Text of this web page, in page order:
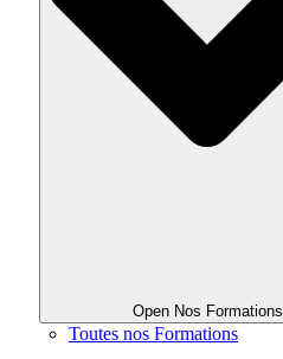
Open Nos Formations
Toutes nos Formations